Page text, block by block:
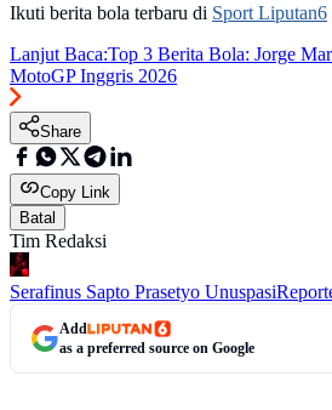
Ikuti berita bola terbaru di Sport Liputan6
Lanjut Baca:Top 3 Berita Bola: Jorge
MotoGP Inggris 2026
Share
Copy Link
Batal
Tim Redaksi
Serafinus Sapto Prasetyo Unuspasi
Add
as a preferred source on Google